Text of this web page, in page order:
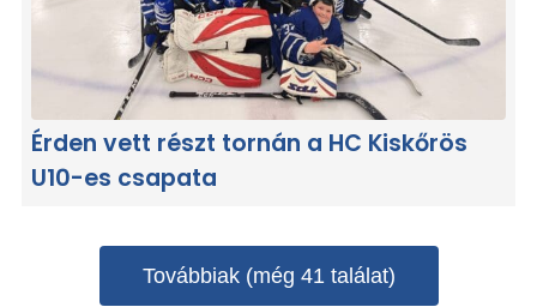
Érden vett részt tornán a HC Kiskőrös
U10-es csapata
Továbbiak (még 41 találat)